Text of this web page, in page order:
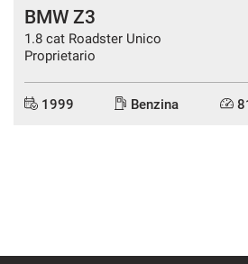
BMW Z3
1.8 cat Roadster Unico
Proprietario
1999 Benzina
Cookie delle preferenze
Cookie per il miglioramento